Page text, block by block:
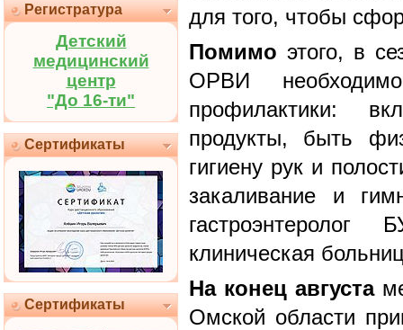
Регистратура
Детский
медицинский
центр
"До 16-ти"
Сертификаты
Сертификаты
для того, чтобы
Помимо этого, в
ОРВИ
профилактики:
продукты, быть
гигиену рук и
закаливание и
клиническая
На конец августа
Омской области